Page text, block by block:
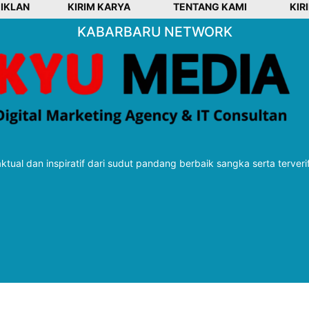
KIRIM KARYA TENTANG KAMI
KABARBARU NETWORK
dan inspiratif dari sudut pandang berbaik sangka serta